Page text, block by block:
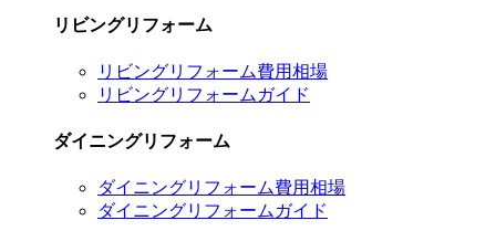
リビングリフォーム
リビングリフォーム費用相場
リビングリフォームガイド
ダイニングリフォーム
ダイニングリフォーム費用相場
ダイニングリフォームガイド